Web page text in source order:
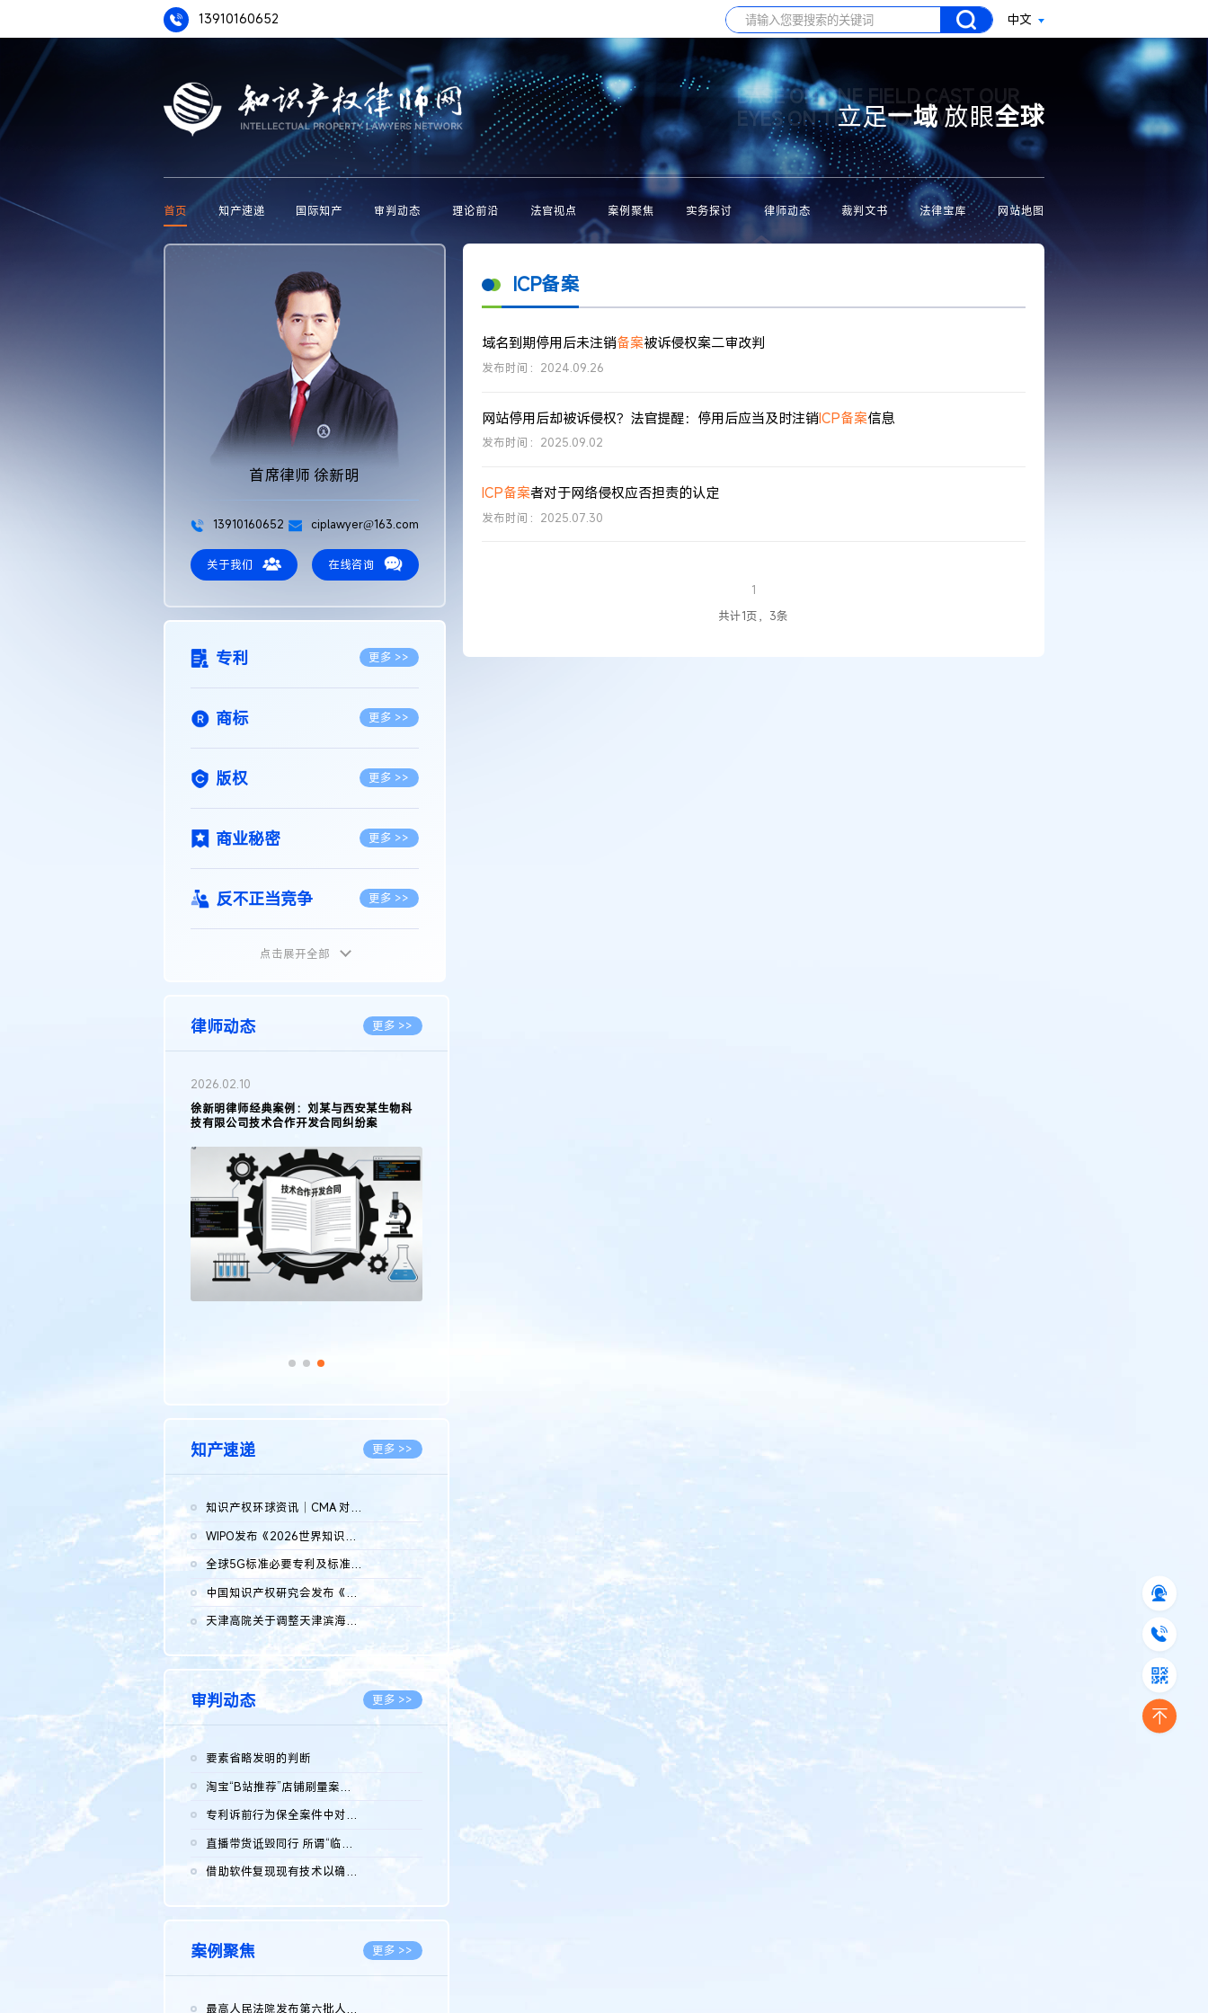
13910160652 中文
BASE ON ONE FIELD CAST OUR
EYES ON THE WHOLE WORLD
立足一域放眼全球
首页 知产速递 国际知产 审判动态 理论前沿 法官视点 案例聚焦 实务探讨 律师动态 裁判文书 法律宝库 网站地图
首席律师 徐新明
13910160652 ciplawyer@163.com
关于我们 在线咨询
专利 更多 >>
商标 更多 >>
版权 更多 >>
商业秘密 更多 >>
反不正当竞争 更多 >>
植物新品种
地理标志 更多 >>
集成电路布图设计
传统文化 更多 >>
点击展开全部
律师动态 更多 >>
2026.02.10
徐新明律师经典案例：刘某与西安某生物科
技有限公司技术合作开发合同纠纷案
知产速递 更多 >>
知识产权环球资讯｜CMA 对微软发起调查；批量搬运二手平台数据构...
WIPO发布《2026世界知识产权报告》 含报告全文
全球5G标准必要专利及标准提案研究报告（2026年）全文发布
中国知识产权研究会发布《2025年度中国企业海外知识产权纠纷调查...
2026.08.07
天津高院关于调整天津滨海高新技术产业开发区华苑科技园一审普通...
2026.08.07
审判动态 更多 >>
要素省略发明的判断
淘宝“B站推荐”店铺刷量案维持原判，两被告连带赔偿150万元
专利诉前行为保全案件中对仿制药申请人曾作出三类声明的考量及违...
直播带货诋毁同行 所谓“临场发挥”不免责
借助软件复现现有技术以确认相关参数特征是否被公开
案例聚焦 更多 >>
最高人民法院发布第六批人民法院种业知识产权司法保护典型案例 含...
ICP备案
域名到期停用后未注销备案被诉侵权案二审改判
发布时间：2024.09.26
网站停用后却被诉侵权？法官提醒：停用后应当及时注销ICP备案信息
发布时间：2025.09.02
ICP备案者对于网络侵权应否担责的认定
发布时间：2025.07.30
1
共计1页，3条